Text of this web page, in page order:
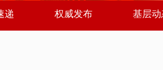
递 权威发布 基层动